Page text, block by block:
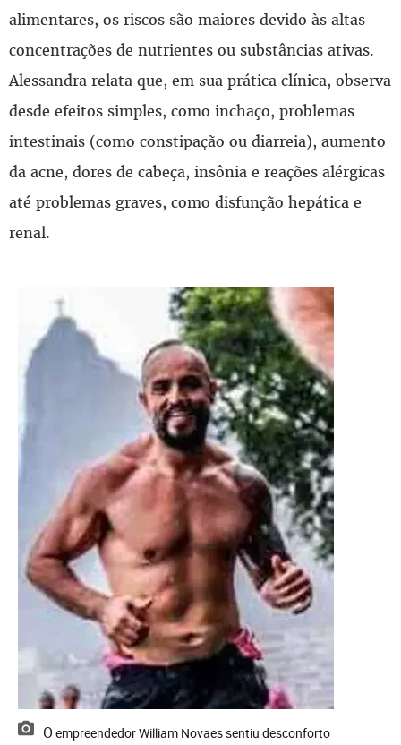
alimentares, os riscos são maiores devido às altas
concentrações de nutrientes ou substâncias ativas.
Alessandra relata que, em sua prática clínica, observa
desde efeitos simples, como inchaço, problemas
intestinais (como constipação ou diarreia), aumento
da acne, dores de cabeça, insônia e reações alérgicas
até problemas graves, como disfunção hepática e
renal.
O empreendedor William Novaes sentiu desconforto